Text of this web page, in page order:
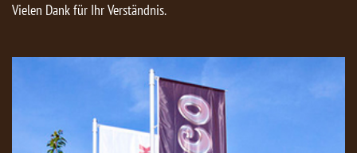
Vielen Dank für Ihr Verständnis.